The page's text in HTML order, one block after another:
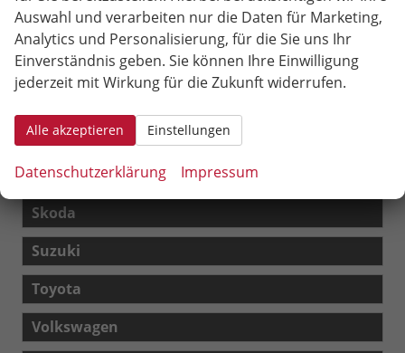
Qashqai
X-Trail
Peugeot
Seat
Skoda
Suzuki
Toyota
Volkswagen
Auswahl und verarbeiten nur die Daten für Marketing,
Analytics und Personalisierung, für die Sie uns Ihr
Einverständnis geben. Sie können Ihre Einwilligung
jederzeit mit Wirkung für die Zukunft widerrufen.
Alle akzeptieren Einstellungen
Datenschutzerklärung Impressum